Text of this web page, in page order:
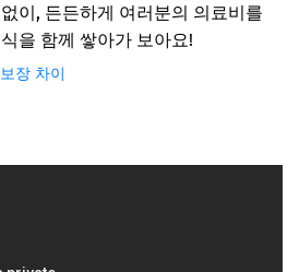
이, 든든하게 여러분의 의료비를
을 함께 쌓아가 보아요!
장 차이